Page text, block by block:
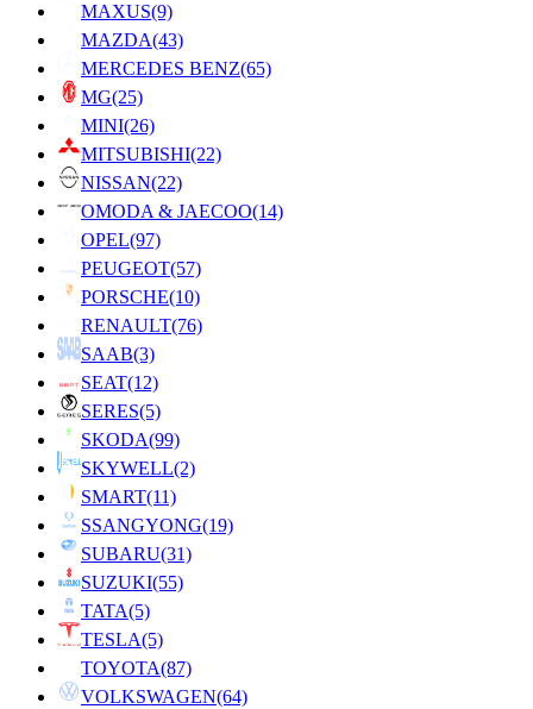
MAXUS(9)
MAZDA(43)
MERCEDES BENZ(65)
MG(25)
MINI(26)
MITSUBISHI(22)
NISSAN(22)
OMODA & JAECOO(14)
OPEL(97)
PEUGEOT(57)
PORSCHE(10)
RENAULT(76)
SAAB(3)
SEAT(12)
SERES(5)
SKODA(99)
SKYWELL(2)
SMART(11)
SSANGYONG(19)
SUBARU(31)
SUZUKI(55)
TATA(5)
TESLA(5)
TOYOTA(87)
VOLKSWAGEN(64)